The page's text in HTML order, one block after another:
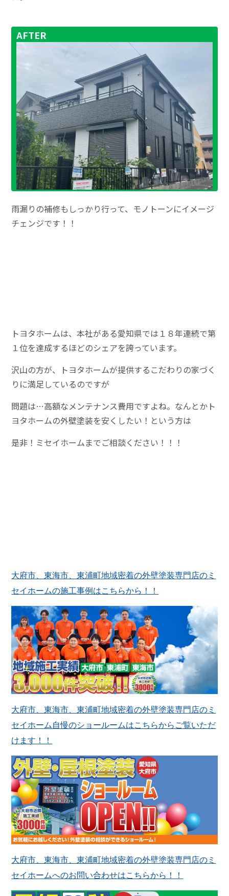
AFTER
雨漏りの補修もしっかり行って、モノトーンにイメージ
チェンジです！！
トヨタホームは、本社がある愛知県では１８年連続で第
１位を達成するほどのシェアを誇っています。
沢山の方が、トヨタホームが提供するこだわりの家づく
りに満足しているのですが
問題は…高額なメンテナンス費用ですよね。なんとかト
ヨタホームの外壁塗装を安くしたい！という方は
是非！ミセイホームまでご相談ください！！！
大府市、東海市、東浦町地域密着の外壁塗装専門店のミ
セイホームの施工事例はこちらから！！
大府市、東海市、東浦町地域密着の外壁塗装専門店のミ
セイホーム自慢のショールームはこちらからご覧いただ
けます！！
大府市、東海市、東浦町地域密着の外壁塗装専門店のミ
セイホームへのお問い合わせはこちらから！！